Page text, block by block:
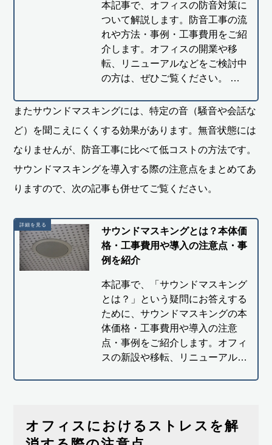
本記事で、オフィスの防音対策に
ついて解説します。防音工事の流
れや方法・事例・工事費用をご紹
介します。オフィスの開業や移
転、リニューアルなどをご検討中
の方は、ぜひご覧ください。 …
またサウンドマスキングには、特定の音（騒音や会話な
ど）を聞こえにくくする効果があります。無音状態には
なりませんが、防音工事に比べて低コストの方法です。
サウンドマスキングを導入する際の注意点をまとめてあ
りますので、次の記事も併せてご覧ください。
サウンドマスキングとは？本体価
格・工事費用や導入の注意点・事
例を紹介
本記事で、「サウンドマスキング
とは？」という疑問にお答えする
ために、サウンドマスキングの本
体価格・工事費用や導入の注意
点・事例をご紹介します。オフィ
スの新設や移転、リニューアル…
オフィスにおけるストレスを解